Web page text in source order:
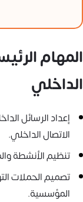
المهام
الداخلي
إعداد الرسائل
الاتصال الداخلي.
تنظيم الأنشطة
تصميم الحملات
المؤسسية.